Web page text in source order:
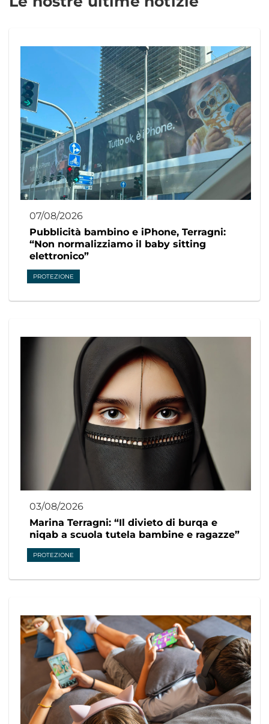
07/08/2026
Pubblicità bambino e iPhone, Terragni:
“Non normalizziamo il baby sitting
elettronico”
PROTEZIONE
03/08/2026
Marina Terragni: “Il divieto di burqa e
niqab a scuola tutela bambine e ragazze”
PROTEZIONE